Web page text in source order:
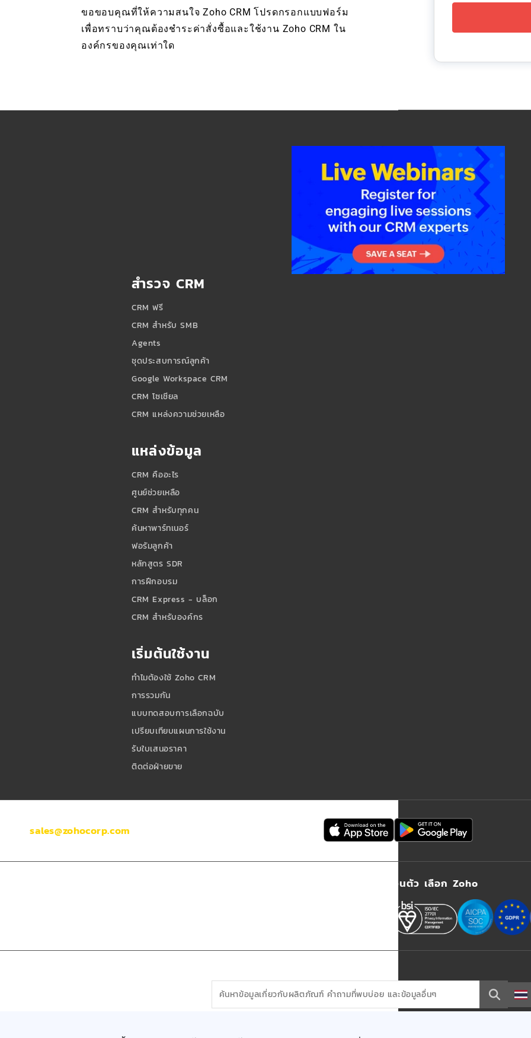
ขอขอบคุณที่ให้ความสนใจ Zoho CRM โปรดกรอกแบบฟอร์ม
เพื่อทราบว่าคุณต้องชำระค่าสั่งซื้อและใช้งาน Zoho CRM ใน
องค์กรของคุณเท่าใด
สำรวจ CRM
CRM ฟรี
CRM สำหรับ SMB
Agents
ชุดประสบการณ์ลูกค้า
Google Workspace CRM
CRM โซเชียล
CRM แหล่งความช่วยเหลือ
แหล่งข้อมูล
CRM คืออะไร
ศูนย์ช่วยเหลือ
CRM สำหรับทุกคน
ค้นหาพาร์ทเนอร์
ฟอรัมลูกค้า
หลักสูตร SDR
การฝึกอบรม
CRM Express - บล็อก
CRM สำหรับองค์กร
เริ่มต้นใช้งาน
ทำไมต้องใช้ Zoho CRM
การรวมกัน
แบบทดสอบการเลือกฉบับ
เปรียบเทียบแผนการใช้งาน
รับใบเสนอราคา
ติดต่อฝ่ายขาย
sales@zohocorp.com
เลือกความเป็นส่วนตัว เลือก Zoho